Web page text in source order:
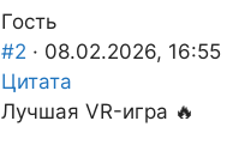
Гость
#2 · 08.02.2026, 16:55
Цитата
Лучшая VR-игра 🔥